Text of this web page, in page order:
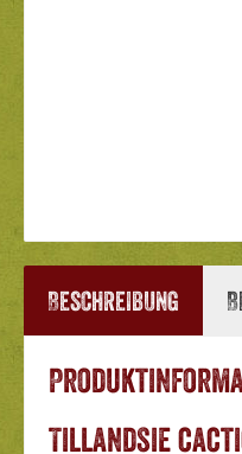
Beschreibung
Tillandsie